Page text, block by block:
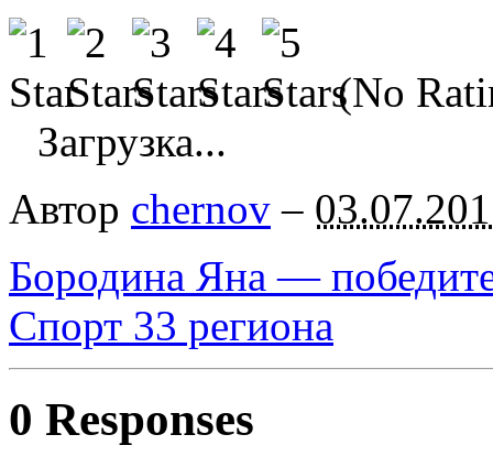
(No
Загрузка...
Автор chernov –
Бородина Яна —
Спорт 33 региона
0 Responses